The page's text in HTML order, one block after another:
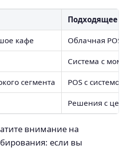
Подходящее
кафе Облачная POS
Система с
сегмента POS с
Решения с
внимание на
если вы